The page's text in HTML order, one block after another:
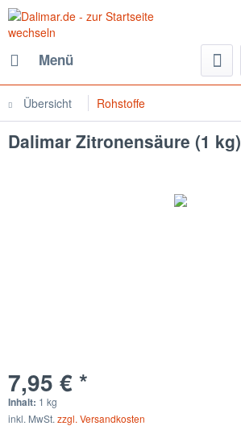
Menü
Übersicht Rohstoffe
Dalimar Zitronensäure (1 kg)
7,95 € *
Inhalt: 1 kg
inkl. MwSt. zzgl. Versandkosten